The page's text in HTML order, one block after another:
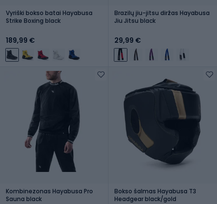
Vyriški bokso batai Hayabusa
Strike Boxing black
189,99 €
Brazilų jiu-jitsu diržas Hayabusa
Jiu Jitsu black
29,99 €
Kombinezonas Hayabusa Pro
Sauna black
Bokso šalmas Hayabusa T3
Headgear black/gold